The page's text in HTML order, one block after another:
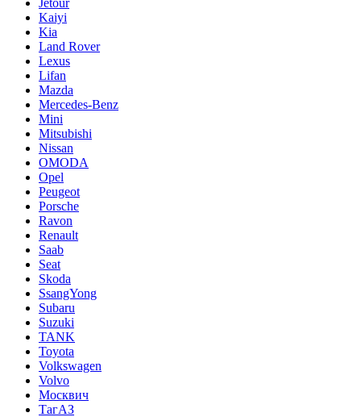
Kaiyi
Kia
Land Rover
Lexus
Lifan
Mazda
Mercedes-Benz
Mini
Mitsubishi
Nissan
OMODA
Opel
Peugeot
Porsche
Ravon
Renault
Saab
Seat
Skoda
SsangYong
Subaru
Suzuki
TANK
Toyota
Volkswagen
Volvo
Москвич
ТагАЗ